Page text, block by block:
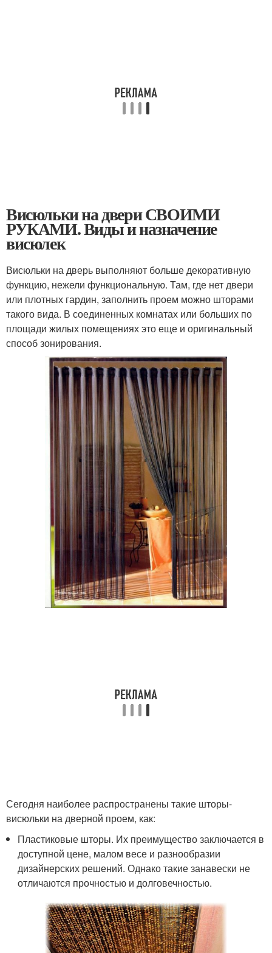
Висюльки на двери СВОИМИ
РУКАМИ. Виды и назначение
висюлек
Висюльки на дверь выполняют больше декоративную
функцию, нежели функциональную. Там, где нет двери
или плотных гардин, заполнить проем можно шторами
такого вида. В соединенных комнатах или больших по
площади жилых помещениях это еще и оригинальный
способ зонирования.
Сегодня наиболее распространены такие шторы-
висюльки на дверной проем, как:
Пластиковые шторы. Их преимущество заключается в
доступной цене, малом весе и разнообразии
дизайнерских решений. Однако такие занавески не
отличаются прочностью и долговечностью.